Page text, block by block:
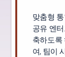
맞춤형
공유 엔
축하도록
여, 팀이